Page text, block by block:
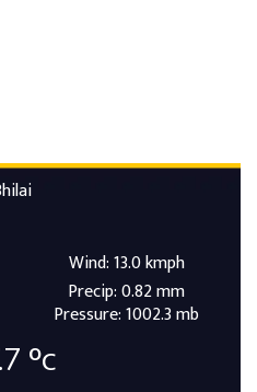
Wind: 13.0 kmph
Precip: 0.82 mm
Pressure: 1002.3 mb
°c